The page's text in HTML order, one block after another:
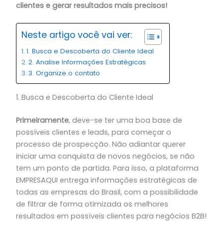
clientes e gerar resultados mais precisos!
Neste artigo você vai ver:
1. Busca e Descoberta do Cliente Ideal
2. Analise Informações Estratégicas
3. Organize o contato
1. Busca e Descoberta do Cliente Ideal
Primeiramente, deve-se ter uma boa base de
possíveis clientes e leads, para começar o
processo de prospecção. Não adiantar querer
iniciar uma conquista de novos negócios, se não
tem um ponto de partida. Para isso, a plataforma
EMPRESAQUI entrega informações estratégicas de
todas as empresas do Brasil, com a possibilidade
de filtrar de forma otimizada os melhores
resultados em possíveis clientes para negócios B2B!